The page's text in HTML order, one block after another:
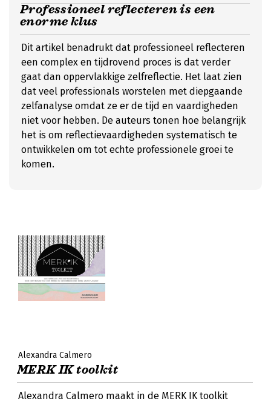
Professioneel reflecteren is een
enorme klus
Dit artikel benadrukt dat professioneel reflecteren
een complex en tijdrovend proces is dat verder
gaat dan oppervlakkige zelfreflectie. Het laat zien
dat veel professionals worstelen met diepgaande
zelfanalyse omdat ze er de tijd en vaardigheden
niet voor hebben. De auteurs tonen hoe belangrijk
het is om reflectievaardigheden systematisch te
ontwikkelen om tot echte professionele groei te
komen.
Alexandra Calmero
MERK IK toolkit
Alexandra Calmero maakt in de MERK IK toolkit